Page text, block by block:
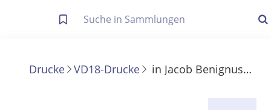
Die letzte Trefferliste besteht aus Ihrer letzten Suche, samt
Drucke VD18-Drucke in Jacob Benignus Bossuet, Bischofs von Meaux, Einleitung in die allgemeine Geschichte der Welt